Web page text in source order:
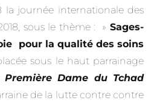
la journée internationale des
sous le thème : » Sages-
pour la qualité des soins
sous le haut parrainage
Première Dame du Tchad
de la lutte contre contre